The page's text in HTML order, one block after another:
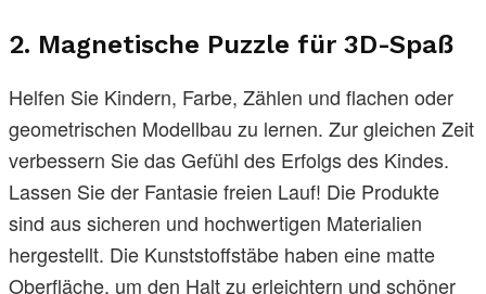
2. Magnetische Puzzle für 3D-Spaß
Helfen Sie Kindern, Farbe, Zählen und flachen oder
geometrischen Modellbau zu lernen. Zur gleichen Zeit
verbessern Sie das Gefühl des Erfolgs des Kindes.
Lassen Sie der Fantasie freien Lauf! Die Produkte
sind aus sicheren und hochwertigen Materialien
hergestellt. Die Kunststoffstäbe haben eine matte
Oberfläche, um den Halt zu erleichtern und schöner